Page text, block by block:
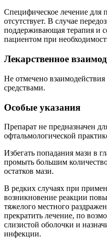
Специфическое лечение для
отсутствует. В случае
поддерживающая терапия и
пациентом при
Лекарственное
Не отмечено
средствами.
Особые указания
Препарат не предназначен
офтальмологической
Избегать попадания мази в
промыть большим
остатков мази.
В редких случаях при
возникновение реакции
тяжелого местного
прекратить лечение, по
слизистой оболочки и
инфекции.